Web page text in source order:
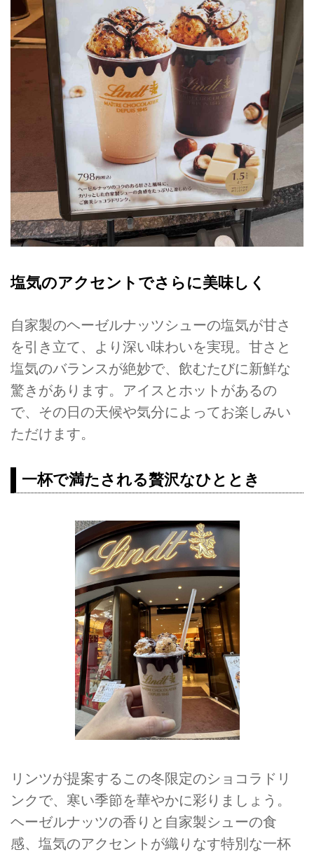
塩気のアクセントでさらに美味しく
自家製のヘーゼルナッツシューの塩気が甘さ
を引き立て、より深い味わいを実現。甘さと
塩気のバランスが絶妙で、飲むたびに新鮮な
驚きがあります。アイスとホットがあるの
で、その日の天候や気分によってお楽しみい
ただけます。
一杯で満たされる贅沢なひととき
リンツが提案するこの冬限定のショコラドリ
ンクで、寒い季節を華やかに彩りましょう。
ヘーゼルナッツの香りと自家製シューの食
感、塩気のアクセントが織りなす特別な一杯